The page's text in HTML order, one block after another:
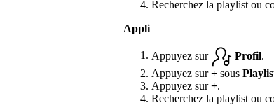
Recherchez la playlist ou
Appli
Appuyez sur Profil
Appuyez sur+ sous
Appuyez sur+.
Recherchez la playlist ou